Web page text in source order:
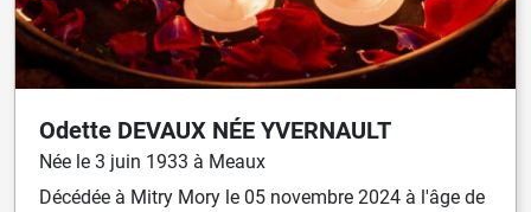
Odette DEVAUX NÉE YVERNAULT
Née le 3 juin 1933 à Meaux
Décédée à Mitry Mory le 05 novembre 2024 à l'âge de